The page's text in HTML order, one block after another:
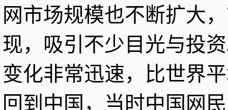
网市场规模也不断扩大
现，吸引不少目光与投
变化非常迅速，比世界
回到中国，当时中国网